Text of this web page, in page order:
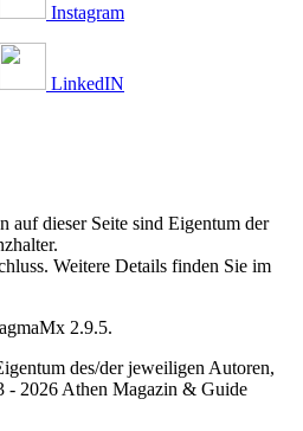
Instagram
LinkedIN
auf dieser Seite sind Eigentum der
Weitere Details finden Sie im
2.9.5.
des/der jeweiligen Autoren,
- 2026 Athen Magazin & Guide